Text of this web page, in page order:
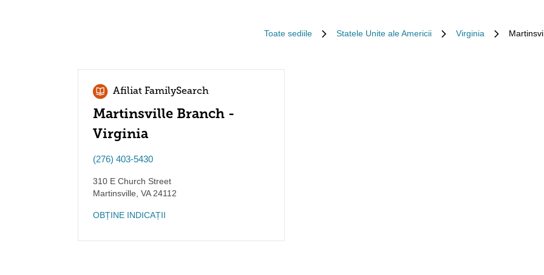
Toate sediile Statele Unite ale Americii Virginia
Afiliat FamilySearch
Martinsville Branch -
Virginia
(276) 403-5430
310 E Church Street
Martinsville VA24112
OBȚINE INDICAȚII